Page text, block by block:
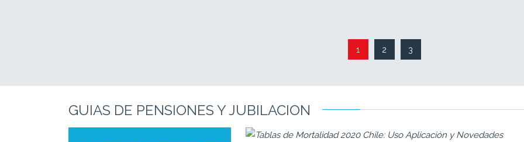
GUIAS DE PENSIONES Y JUBILACION